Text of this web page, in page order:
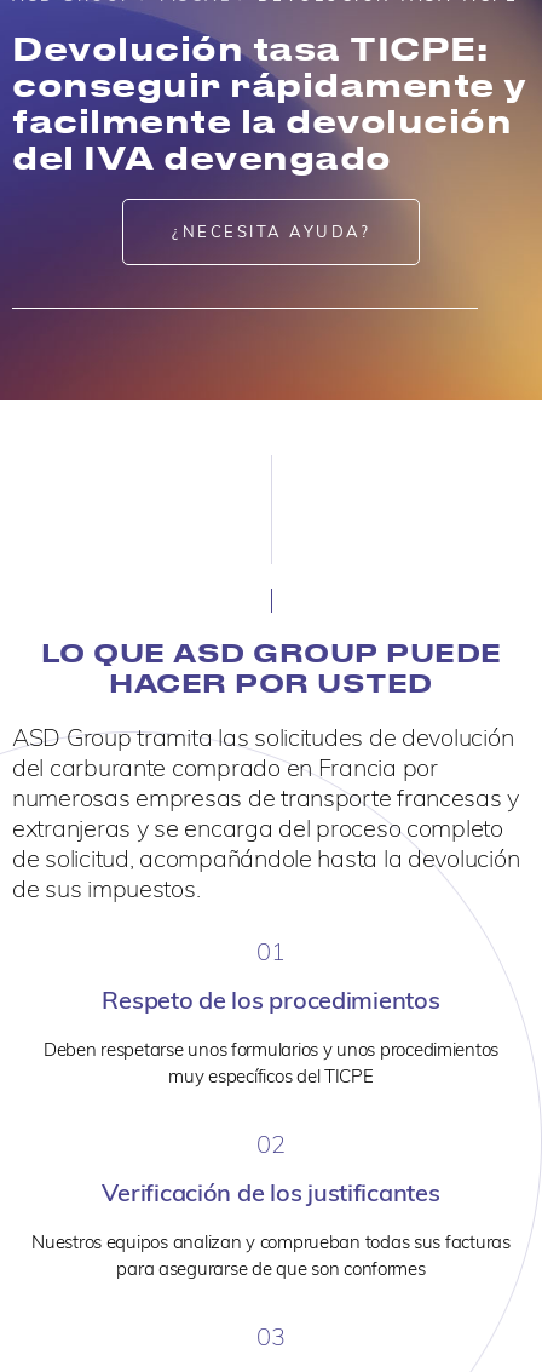
Devolución tasa TICPE:
conseguir rápidamente y
facilmente la devolución
del IVA devengado
¿NECESITA AYUDA?
LO QUE ASD GROUP PUEDE
HACER POR USTED
ASD Group tramita las solicitudes de devolución
del carburante comprado en Francia por
numerosas empresas de transporte francesas y
extranjeras y se encarga del proceso completo
de solicitud, acompañándole hasta la devolución
de sus impuestos.
01
Respeto de los procedimientos
Deben respetarse unos formularios y unos procedimientos
muy específicos del TICPE
02
Verificación de los justificantes
Nuestros equipos analizan y comprueban todas sus facturas
para asegurarse de que son conformes
03